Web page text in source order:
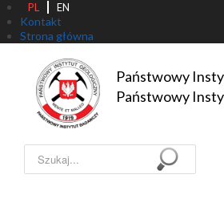
PL EN
Kontakt
Strona główna
Państwowy
Państwowy
Szukaj...